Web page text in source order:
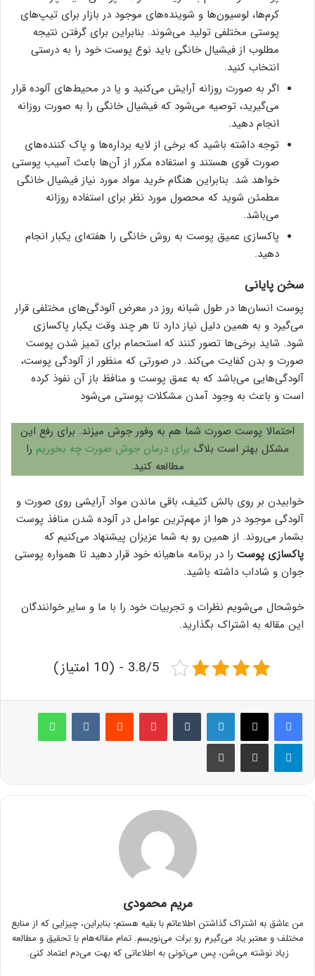
کرم‌ها، لوسیون‌ها و شوینده‌های موجود در بازار برای تیپ‌های
پوستی مختلفی تولید می‌شوند. بنابراین برای گرفتن نتیجه
مطلوب از فیشیال خانگی باید نوع پوست خود را به درستی
انتخاب کنید.
اگر به صورت روزانه آرایش می‌کنید و یا در محیط‌های آلوده قرار
می‌گیرید، توصیه می‌شود که فیشیال خانگی را به صورت روزانه
انجام دهید.
توجه داشته باشید که برخی از لایه بردار‌ه‌ها و پاک کننده‌های
صورت قوی هستند و استفاده مکرر از آن‌ها باعث آسیب پوستی
خواهد شد. بنابراین هنگام خرید مواد مورد نیاز فیشیال خانگی
مطمئن شوید که محصول مورد نظر برای استفاده روزانه
می‌باشد.
پاکسازی عمیق پوست به روش خانگی را هفته‌ای یکبار انجام
دهید.
سخن پایانی
پوست انسان‌ها در طول شبانه روز در معرض آلودگی‌های مختلفی قرار
می‌گیرد و به همین دلیل نیاز دارد تا هر چند وقت یکبار پاکسازی
شود. شاید برخی‌ها تصور کنند که استحمام برای تمیز شدن پوست
صورت و بدن کفایت می‌کند. در صورتی که منظور از آلودگی پوست،
آلودگی‌هایی می‌باشد که به عمق پوست و منافظ باز آن نفوذ کرده
است و باعث به وجود آمدن مشکلات پوستی می‌شود
احتمالا پوست صورت شما هم به وفور جوش میزند. برای رفع این
مشکل بهتر است بلاگ برای درمان جوش صورت چه بخوریم را
مطالعه کنید.
خوابیدن بر روی بالش کثیف، باقی ماندن مواد آرایشی روی صورت و
آلودگی موجود در هوا از مهم‌ترین عوامل در آلوده شدن منافذ پوست
بشمار می‌روند. از همین رو به شما عزیزان پیشنهاد می‌کنیم که
پاکسازی پوست را در برنامه ماهیانه خود قرار دهید تا همواره پوستی
جوان و شاداب داشته باشید.
خوشحال می‌شویم نظرات و تجربیات خود را با ما و سایر خوانندگان
این مقاله به اشتراک بگذارید.
3.8/5 - (10 امتیاز)
لینکدین ‫تامبلر پینترست‫رددیت ‫VKontakteواتس آپ
تلگرام اشتراک گذاری از طریق ایمیل چاپ
مریم محمودی
من عاشق به اشتراک گذاشتن اطلاعاتم با بقیه هستم؛ بنابراین، چیزایی که از منابع
مختلف و معتبر یاد می‌گیرم رو برات می‌نویسم. تمام مقاله‌هام با تحقیق و مطالعه
زیاد نوشته می‌شن، پس می‌تونی به اطلاعاتی که بهت می‌دم اعتماد کنی.